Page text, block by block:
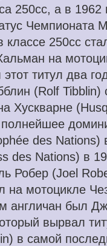
250cc, а в 1962
Чемпионата
250cc
на
титул два
(Rolf
Хускварне
des Nations)
des Nations) в
Робер (Joel
на мотоцикле
англичан был
вырвал
в самой